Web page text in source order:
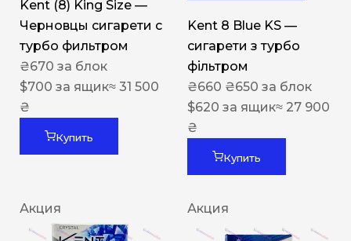
Kent (8) King Size —
Черновцы сигарети с
турбо фильтром
₴670 за блок
$700 за ящик≈ 31 500
₴
Купить
Kent 8 Blue KS —
сигарети з турбо
фільтром
₴660 ₴650 за блок
$620 за ящик≈ 27 900
₴
Купить
Акция Акция